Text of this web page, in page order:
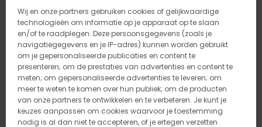
Wij en onze partners gebruiken cookies of gelijkwaardige
technologieën om informatie op je apparaat op te slaan
en/of te raadplegen. Deze persoonsgegevens (zoals je
navigatiegegevens en je IP-adres) kunnen worden gebruikt
om je gepersonaliseerde publicaties en content te
presenteren; om de prestaties van advertenties en content te
meten; om gepersonaliseerde advertenties te leveren; om
meer te weten te komen over hun publiek; om de producten
van onze partners te ontwikkelen en te verbeteren. Je kunt je
keuzes aanpassen om cookies waarvoor je toestemming
nodig is al dan niet te accepteren, of je ertegen verzetten